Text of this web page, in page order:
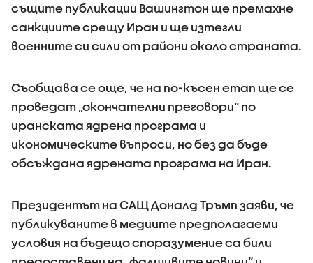
същите публикации Вашингтон ще премахне
санкциите срещу Иран и ще изтегли
военните си сили от райони около страната.
Съобщава се още, че на по-късен етап ще се
проведат „окончателни преговори“ по
иранската ядрена програма и
икономическите въпроси, но без да бъде
обсъждана ядрената програма на Иран.
Президентът на САЩ Доналд Тръмп заяви, че
публикуваните в медиите предполагаеми
условия на бъдещо споразумение са били